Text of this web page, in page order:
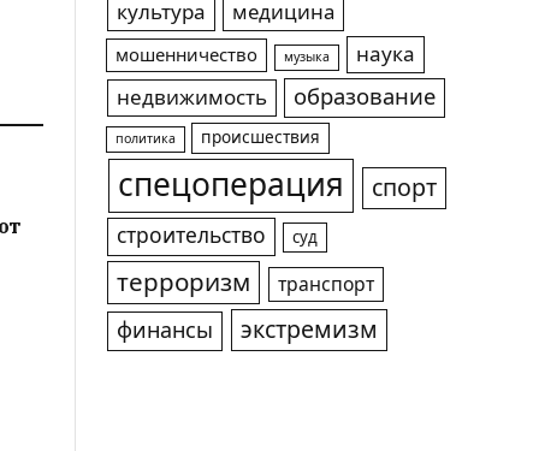
культура медицина
мошенничество музыка
наука
недвижимость
образование
политика происшествия
спецоперация спорт
строительство суд
терроризм транспорт
финансы экстремизм